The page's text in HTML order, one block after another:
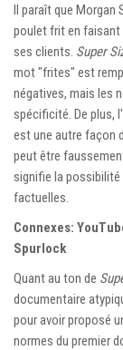
Il paraît que Morgan
poulet frit en faisant
ses clients. Super
mot "frites" est
négatives, mais les
spécificité. De plus,
est une autre façon
peut être
signifie la
factuelles.
Connexes:
Spurlock
Quant au ton de
documentaire
pour avoir proposé
normes du premier